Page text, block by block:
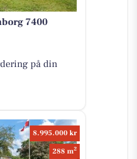
7400
på din
8.995.000 kr
288 m2